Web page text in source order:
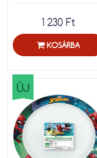
1 230 Ft
KOSÁRBA
ÚJ